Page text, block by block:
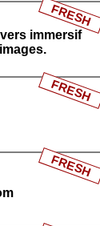
immersif
FRESH
FRESH
FRESH